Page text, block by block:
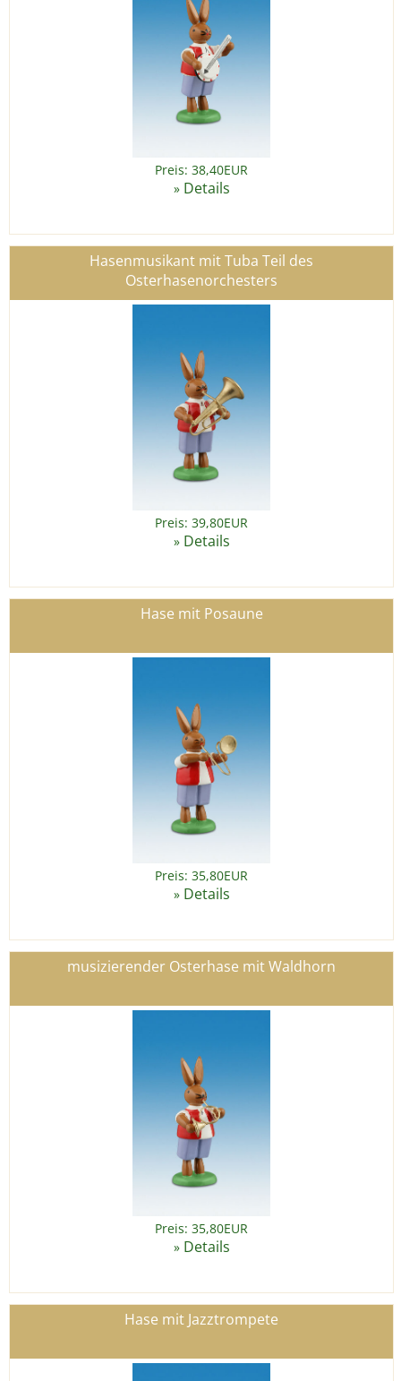
Preis: 38,40EUR
» Details
Hasenmusikant mit Tuba Teil des
Osterhasenorchesters
Preis: 39,80EUR
» Details
Hase mit Posaune
Preis: 35,80EUR
» Details
musizierender Osterhase mit Waldhorn
Preis: 35,80EUR
» Details
Hase mit Jazztrompete